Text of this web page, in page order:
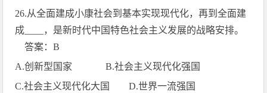
26.从全面建成小康社会到基本实现现代化，再到全面建
成
，是新时代中国特色社会主义发展的战略安排。
答案：B
A.创新型国家 B.社会主义现代化强国
C.社会主义现代化大国 D.世界一流强国